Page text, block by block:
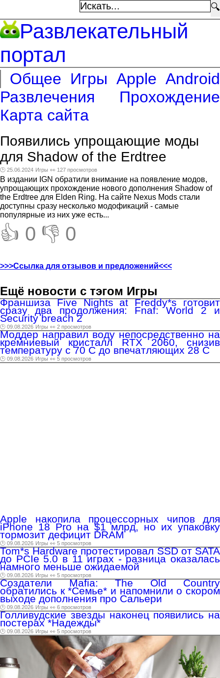
🔍
Развлекательный
портал
Общее Игры Apple Android
Развлечения
Прохождение
Карта сайта
Появились упрощающие моды
для Shadow of the Erdtree
🕑 25.06.2024 Игры 👀 127 просмотров
В издании IGN обратили внимание на появление модов,
упрощающих прохождение нового дополнения Shadow of
the Erdtree для Elden Ring. На сайте Nexus Mods стали
доступны сразу несколько модофикаций - самые
популярные из них уже есть...
👍 0 👎 0
>>>Ссылка для отзывов и предложений<<<
Ещё новости с тэгом Игры
Франшиза Five Nights at Freddy*s готовит
сразу два продолжения: Fnaf: World 2 и
Security breach 2
🕑 09.08.2026 Игры 👀 2 просмотров
Моддер направил воду непосредственно на
кремниевый кристалл RTX 2060, снизив
температуру с 70 C до впечатляющих 28 C
🕑 09.08.2026 Игры 👀 5 просмотров
Apple накопила процессорных чипов для
iPhone 18 Pro на $1 млрд, но их упаковку
тормозит дефицит DRAM
🕑 09.08.2026 Игры 👀 5 просмотров
Tom*s Hardware протестировал SSD от SATA
до PCIe 5.0 в 11 играх - разница оказалась
намного меньше ожидаемой
🕑 09.08.2026 Игры 👀 5 просмотров
Создатели Mafia: The Old Country
обратились к *Семье* и напомнили о скором
выходе дополнения про Сальери
🕑 09.08.2026 Игры 👀 6 просмотров
Голливудские звезды наконец появились на
постерах *Надежды*
🕑 09.08.2026 Игры 👀 5 просмотров